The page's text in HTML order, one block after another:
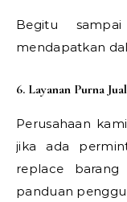
Begitu
mendapatkan
6. Layanan Purna Jual
Perusahaan
jika ada
replace
panduan